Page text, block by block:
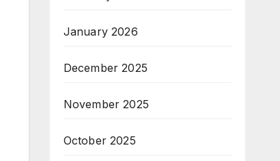
January 2026
December 2025
November 2025
October 2025